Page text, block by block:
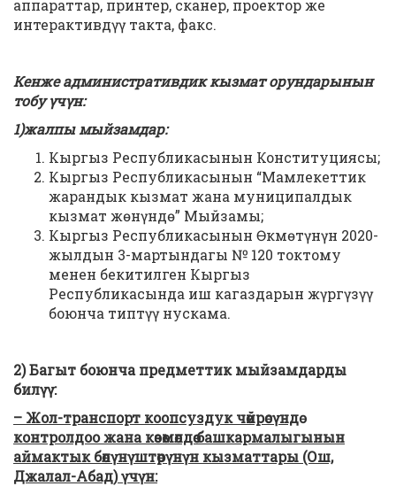
аппараттар, принтер, сканер, проектор же
интерактивдүү такта, факс.
Кенже административдик кызмат орундарынын
тобу үчүн:
1)жалпы мыйзамдар:
Кыргыз Республикасынын Конституциясы;
Кыргыз Республикасынын “Мамлекеттик
жарандык кызмат жана муниципалдык
кызмат жөнүндө” Мыйзамы;
Кыргыз Республикасынын Өкмөтүнүн 2020-
жылдын 3-мартындагы № 120 токтому
менен бекитилген Кыргыз
Республикасында иш кагаздарын жүргүзүү
боюнча типтүү нускама.
2) Багыт боюнча предметтик мыйзамдарды
билүү:
– Жол-транспорт коопсуздук чөйрөсүндө
контролдоо жана көзөмөлдөө башкармалыгынын
аймактык бөлүнүштөрүнүн кызматтары (Ош,
Джалал-Абад) үчүн: